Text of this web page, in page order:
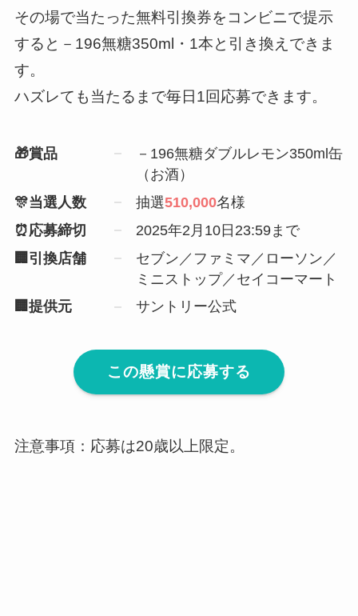
その場で当たった無料引換券をコンビニで提示
すると－196無糖350ml・1本と引き換えできま
す。
ハズレても当たるまで毎日1回応募できます。
🎁賞品
－196無糖ダブルレモン350ml缶
（お酒）
🎊当選人数
抽選510,000名様
⏰応募締切
2025年2月10日23:59まで
🏢引換店舗
セブン／ファミマ／ローソン／
ミニストップ／セイコーマート
🏢提供元
サントリー公式
この懸賞に応募する
注意事項：応募は20歳以上限定。